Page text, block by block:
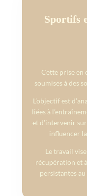
Sportifs
Cette prise en
soumises à des
L’objectif est
liées à
et d’intervenir
influencer
Le travail
récupération et
persistantes